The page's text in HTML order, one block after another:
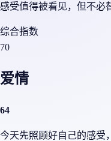
感受值得被看见，但不必
综合指数
70
爱情
64
今天先照顾好自己的感受